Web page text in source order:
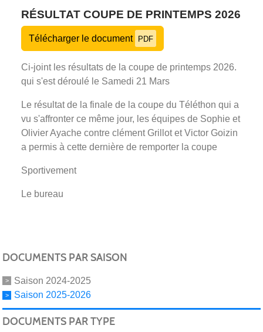
RÉSULTAT COUPE DE PRINTEMPS 2026
Télécharger le document PDF
Ci-joint les résultats de la coupe de printemps 2026.
qui s'est déroulé le Samedi 21 Mars
Le résultat de la finale de la coupe du Téléthon qui a
vu s'affronter ce même jour, les équipes de Sophie et
Olivier Ayache contre clément Grillot et Victor Goizin
a permis à cette dernière de remporter la coupe
Sportivement
Le bureau
DOCUMENTS PAR SAISON
Saison 2024-2025
Saison 2025-2026
DOCUMENTS PAR TYPE